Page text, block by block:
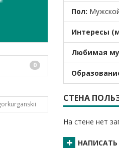
0
Пол:
Интересы
Любимая
СТЕНА
На стене нет
НАПИСАТЬ